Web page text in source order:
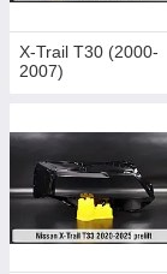
X-Trail T30 (2000-
2007)